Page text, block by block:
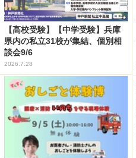
【高校受験】【中学受験】兵庫
県内の私立31校が集結、個別相
談会9/6
2026.7.28